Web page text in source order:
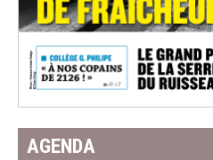
AGENDA